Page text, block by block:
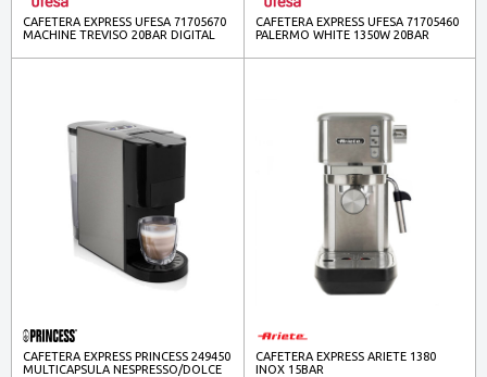
CAFETERA EXPRESS UFESA 71705670
MACHINE TREVISO 20BAR DIGITAL
CAFETERA EXPRESS UFESA 71705460
PALERMO WHITE 1350W 20BAR
CAFETERA EXPRESS PRINCESS 249450
MULTICAPSULA NESPRESSO/DOLCE
CAFETERA EXPRESS ARIETE 1380
INOX 15BAR